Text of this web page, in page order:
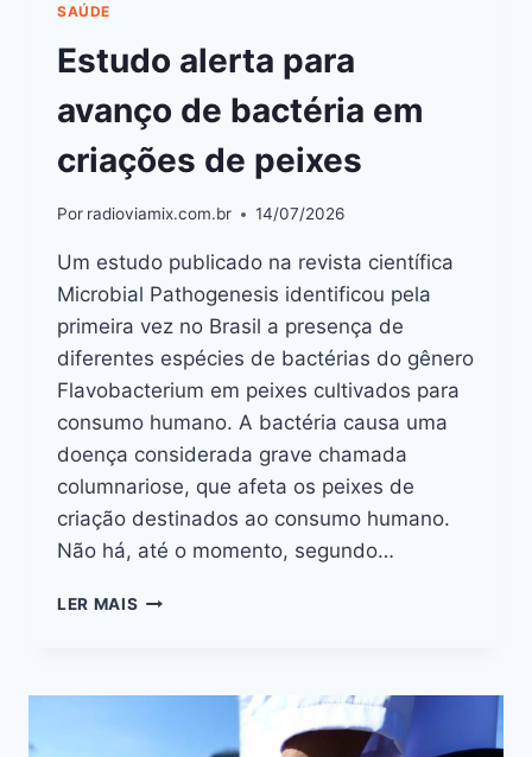
SAÚDE
Estudo alerta para
avanço de bactéria em
criações de peixes
Por radioviamix.com.br 14/07/2026
Um estudo publicado na revista científica
Microbial Pathogenesis identificou pela
primeira vez no Brasil a presença de
diferentes espécies de bactérias do gênero
Flavobacterium em peixes cultivados para
consumo humano. A bactéria causa uma
doença considerada grave chamada
columnariose, que afeta os peixes de
criação destinados ao consumo humano.
Não há, até o momento, segundo…
LER MAIS